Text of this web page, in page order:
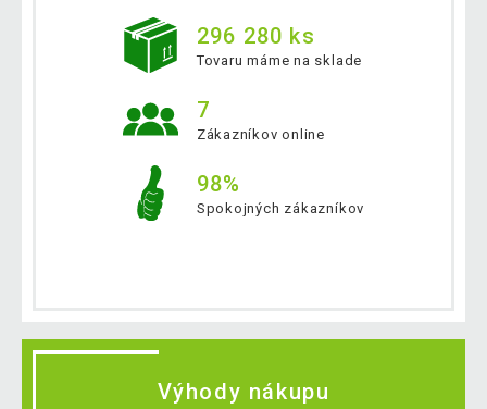
296 280 ks
Tovaru máme na sklade
7
Zákazníkov online
98%
Spokojných zákazníkov
Výhody nákupu